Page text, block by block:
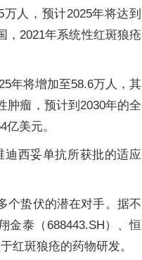
人，预计2025年将达到
，2021年系统性红斑狼疮
年将增加至58.6万人，其
肿瘤，预计到2030年的全
美元。
西妥单抗所获批的适应
个蛰伏的潜在对手。据不
金泰（688443.SH）、恒
红斑狼疮的药物研发。